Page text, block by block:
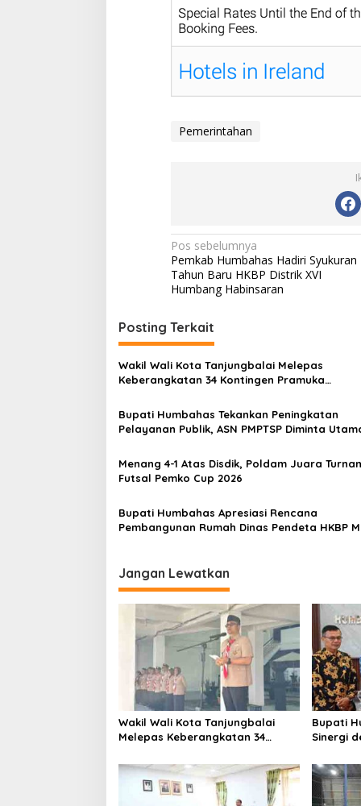
Pemerintahan
N
a
v
i
g
a
s
i
p
s
Pos sebelumnya
Pemkab Humbahas Hadiri Syukuran
Tahun Baru HKBP Distrik XVI
Humbang Habinsaran
Posting Terkait
Wakil Wali Kota Tanjungbalai Melepas
Keberangkatan 34 Kontingen Pramuka
Bupati Humbahas Tekankan Peningkatan
Pelayanan Publik, ASN PMPTSP Diminta
Menang 4-1 Atas Disdik, Poldam Juara
Futsal Pemko Cup 2026
Bupati Humbahas Apresiasi Rencana
Pembangunan Rumah Dinas Pendeta HKBP
Jangan Lewatkan
Wakil Wali Kota Tanjungbalai
Melepas Keberangkatan 34
Ikuti Jamnas XII di Cibubur
Bupati
Sinergi